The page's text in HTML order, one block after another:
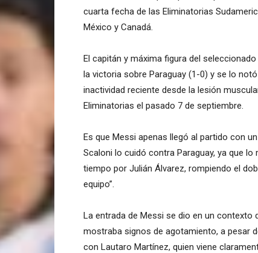
cuarta fecha de las Eliminatorias
México y Canadá.
El capitán y máxima figura del
la victoria sobre Paraguay (1-0) y se lo
inactividad reciente desde la lesión
Eliminatorias el pasado 7 de septiembre.
Es que Messi apenas llegó al partido con
Scaloni lo cuidó contra Paraguay, ya que
tiempo por Julián Álvarez, rompiendo el
equipo”.
La entrada de Messi se dio en un contexto
mostraba signos de agotamiento, a pesar
con Lautaro Martínez, quien viene